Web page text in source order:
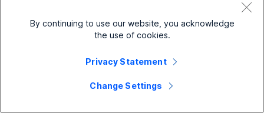
de AI-agent op basis
van de query een lijst
De klant kan dan items
uit de gegeven opties
By continuing to use our website, you acknowledge
the use of cookies.
Privacy Statement
Change Settings